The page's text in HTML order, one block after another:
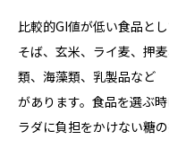
比較的GI値が低い食品とし
そば、玄米、ライ麦、押
類、海藻類、乳製品など
があります。食品を選ぶ
ラダに負担をかけない糖